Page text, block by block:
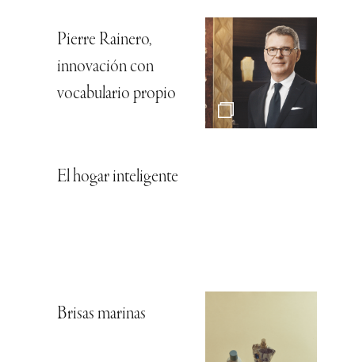
Pierre Rainero,
innovación con
vocabulario propio
El hogar inteligente
Brisas marinas